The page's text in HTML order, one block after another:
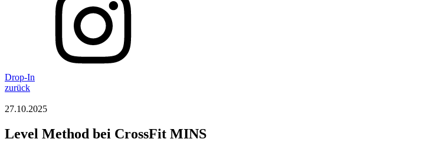
Drop-In
zurück
27.10.2025
Level Method bei CrossFit MINS